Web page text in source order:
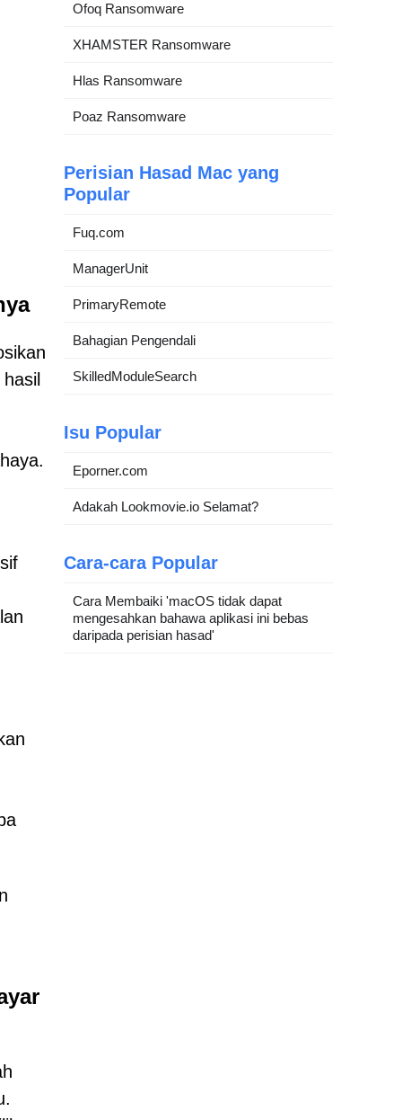
Ofoq Ransomware
XHAMSTER Ransomware
Hlas Ransomware
Poaz Ransomware
Perisian Hasad Mac yang
Popular
Fuq.com
ManagerUnit
PrimaryRemote
Bahagian Pengendali
SkilledModuleSearch
Isu Popular
Eporner.com
Adakah Lookmovie.io Selamat?
Cara-cara Popular
Cara Membaiki 'macOS tidak dapat
mengesahkan bahawa aplikasi ini bebas
daripada perisian hasad'